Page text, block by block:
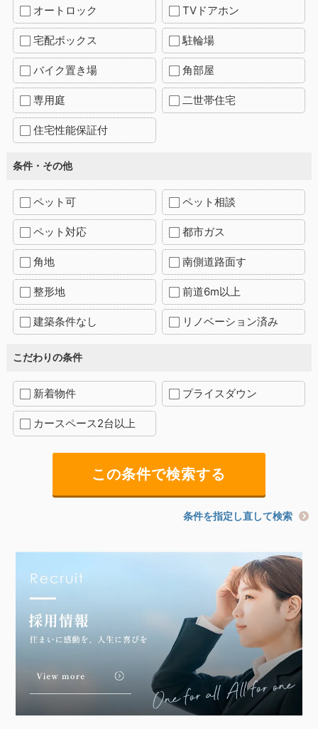
オートロック TVドアホン
宅配ボックス 駐輪場
バイク置き場 角部屋
専用庭 二世帯住宅
住宅性能保証付
条件・その他
ペット可 ペット相談
ペット対応 都市ガス
角地 南側道路面す
整形地 前道6m以上
建築条件なし リノベーション済み
こだわりの条件
新着物件 プライスダウン
カースペース2台以上
条件を指定し直して検索